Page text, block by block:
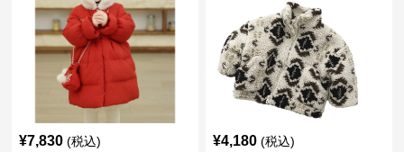
¥7,830 (税込) ¥4,180 (税込)